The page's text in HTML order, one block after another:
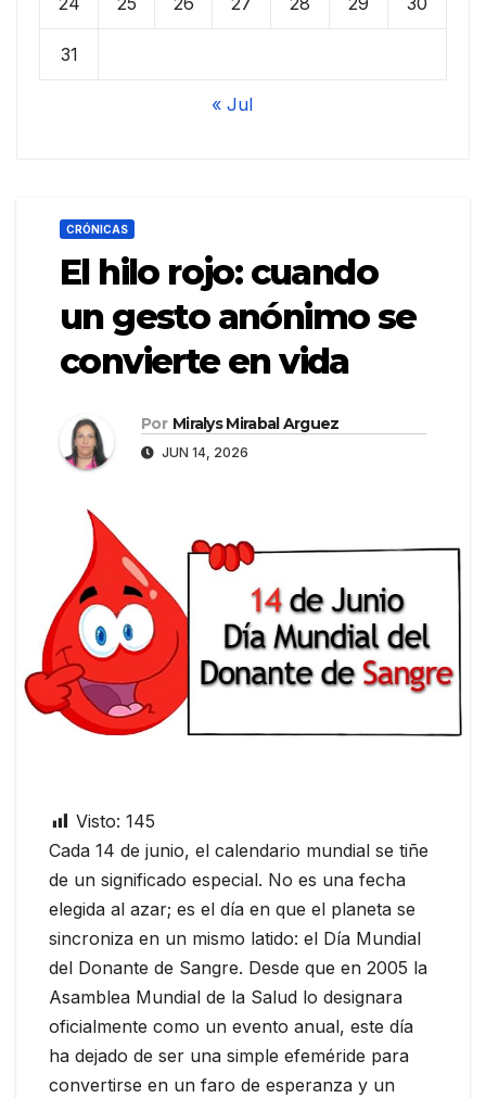
31
« Jul
CRÓNICAS
El hilo rojo: cuando
un gesto anónimo se
convierte en vida
Por Miralys Mirabal Arguez
JUN 14, 2026
Visto: 145
Cada 14 de junio, el calendario mundial se tiñe
de un significado especial. No es una fecha
elegida al azar; es el día en que el planeta se
sincroniza en un mismo latido: el Día Mundial
del Donante de Sangre. Desde que en 2005 la
Asamblea Mundial de la Salud lo designara
oficialmente como un evento anual, este día
ha dejado de ser una simple efeméride para
convertirse en un faro de esperanza y un